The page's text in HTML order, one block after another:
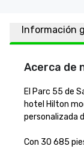
Información
Acerca de
El Parc 55 de
hotel Hilton
personalizada
Con 30 685